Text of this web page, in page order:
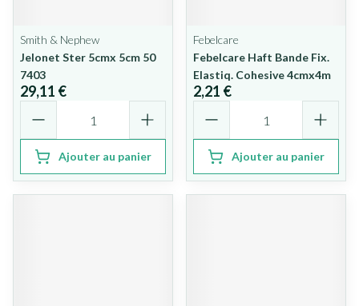
Smith & Nephew
Jelonet Ster 5cmx 5cm 50
7403
29,11 €
Ajouter au panier
Febelcare
Febelcare Haft Bande Fix.
Elastiq. Cohesive 4cmx4m
2,21 €
Ajouter au panier